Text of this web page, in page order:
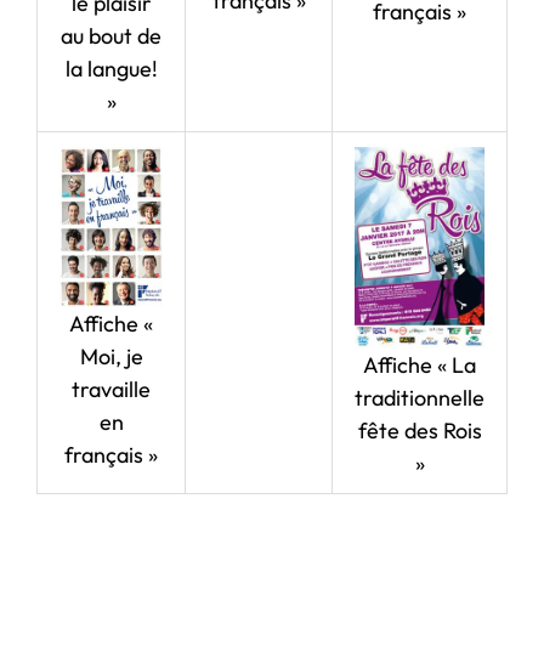
au bout de
la langue!
»
français »
Affiche «
Moi, je
travaille
en
français »
Affiche « La
traditionnelle
fête des Rois
»